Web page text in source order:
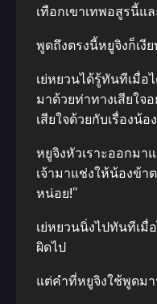
เทือกเขาเทพอสูรนี้แ
พูดถึงตรงนี้หยูจิงก็เงี
เย่หยวนได้รู้ทันทีเมื่อ
มาด้วยท่าทางเสียใจ
เสียใจด้วยกับเรื่องน้อ
หยูจิงหัวเราะออกมา
เจ้ามาแช่งให้น้องข้าต
หน่อย!”
เย่หยวนนิ่งไปทันทีเมื่
ผิดไป
แต่คำที่หยูจิงใช้พูดม